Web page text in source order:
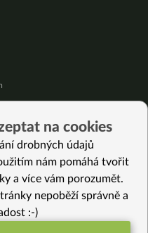
na cookies
drobných údajů
nám pomáhá tvořit
a více vám porozumět.
nepoběží správně a
:-)